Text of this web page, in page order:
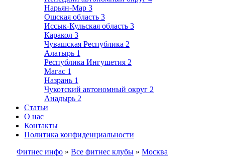
Нарьян-Мар 3
Ошская область 3
Иссык-Кульская область 3
Каракол 3
Чувашская Республика 2
Алатырь 1
Республика Ингушетия 2
Магас 1
Назрань 1
Чукотский автономный округ 2
Анадырь 2
Статьи
О нас
Контакты
Политика конфиденциальности
Фитнес инфо » Все фитнес клубы » Москва